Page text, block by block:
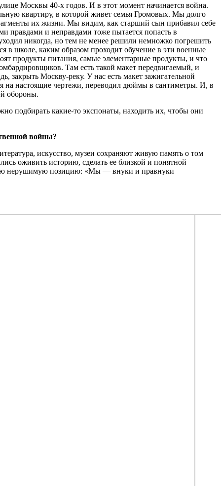
Москвы 40-х годов. И в этот момент начинается война.
квартиру, в которой живет семья Громовых. Мы долго
их жизни. Мы видим, как старший сын прибавил себе
правдами и неправдами тоже пытается попасть в
никогда, но тем не менее решили немножко погрешить
в школе, каким образом проходит обучение в эти военные
продукты питания, самые элементарные продукты, и что
Там есть такой макет передвигаемый, и
Москву-реку. У нас есть макет зажигательной
на настоящие чертежи, переводил дюймы в сантиметры. И, в
обороны.
подбирать какие-то экспонаты, находить их, чтобы они
войны?
искусство, музеи сохраняют живую память о том
оживить историю, сделать ее близкой и понятной
нерушимую позицию: «Мы — внуки и правнуки